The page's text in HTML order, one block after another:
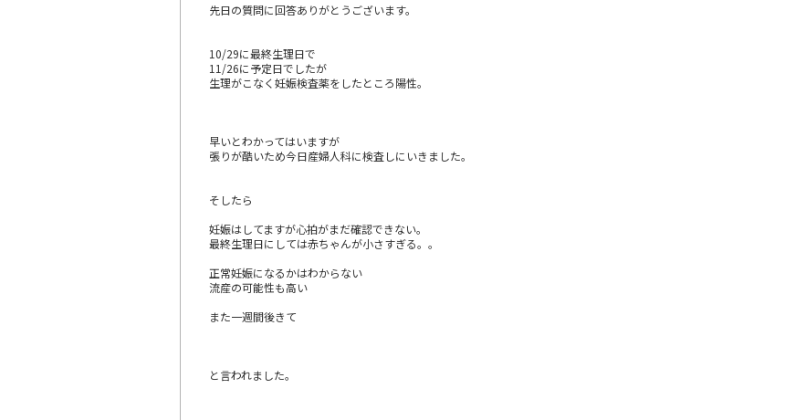
先日の質問に回答ありがとうございます。
10/29に最終生理日で
11/26に予定日でしたが
生理がこなく妊娠検査薬をしたところ陽性。
早いとわかってはいますが
張りが酷いため今日産婦人科に検査しにいきました。
そしたら
妊娠はしてますが心拍がまだ確認できない。
最終生理日にしては赤ちゃんが小さすぎる。。
正常妊娠になるかはわからない
流産の可能性も高い
また一週間後きて
と言われました。